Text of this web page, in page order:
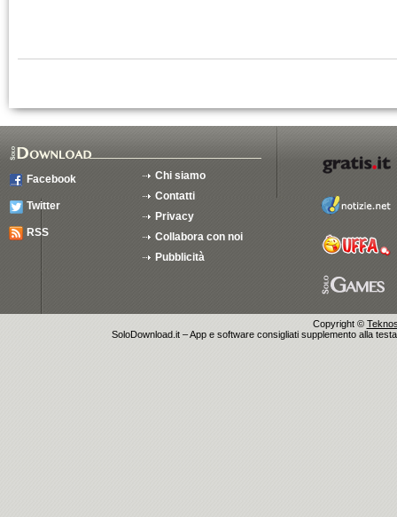
Facebook
Twitter
RSS
Chi siamo
Contatti
Privacy
Collabora con noi
Pubblicità
Copyright ©
SoloDownload.it – App e software consigliati supplemento alla